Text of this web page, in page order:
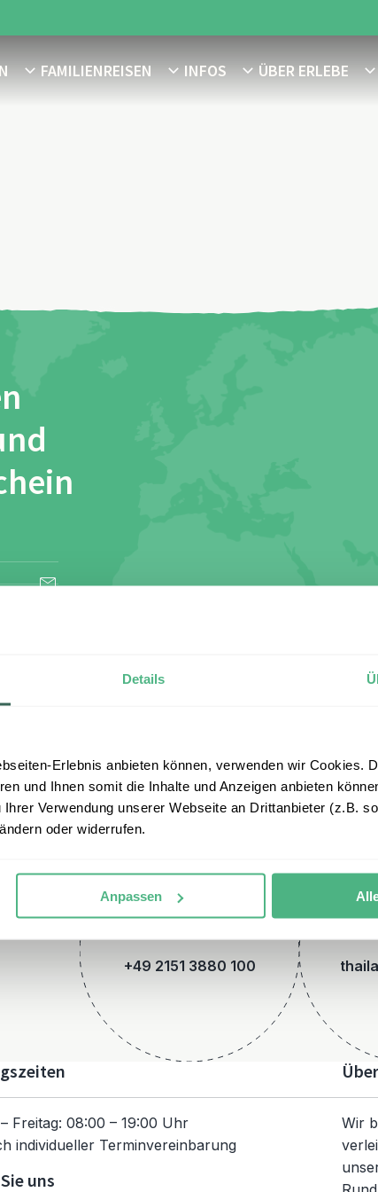
Details
Erlebnis anbieten können, verwenden wir Cookies.
und Ihnen somit die Inhalte und Anzeigen anbieten
Verwendung unserer Webseite an Drittanbieter (z.B.
oder widerrufen.
Anpassen
FAMILIENREISEN INFOS ÜBER ERLEBE
Telefon
+49 2151 3880 100
Freitag: 08:00 – 19:00 Uhr
individueller Terminvereinbarung
uns
Wir